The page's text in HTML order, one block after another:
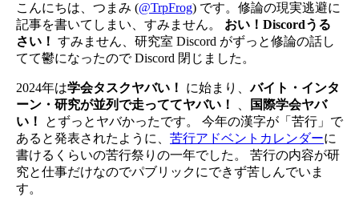
こんにちは、つまみ (@TrpFrog) です。修論の現実逃避に
記事を書いてしまい、すみません。 おい！Discordうる
さい！ すみません、研究室 Discord がずっと修論の話し
てて鬱になったので Discord 閉じました。
2024年は学会タスクヤバい！ に始まり、バイト・インタ
ーン・研究が並列で走っててヤバい！
国際学会ヤバ
い！
とずっとヤバかったです。 今年の漢字が「苦行」で
あると発表されたように、 苦行アドベントカレンダーに
書けるくらいの苦行祭りの一年でした。 苦行の内容が研
究と仕事だけなのでパブリックにできず苦しんでいま
す。